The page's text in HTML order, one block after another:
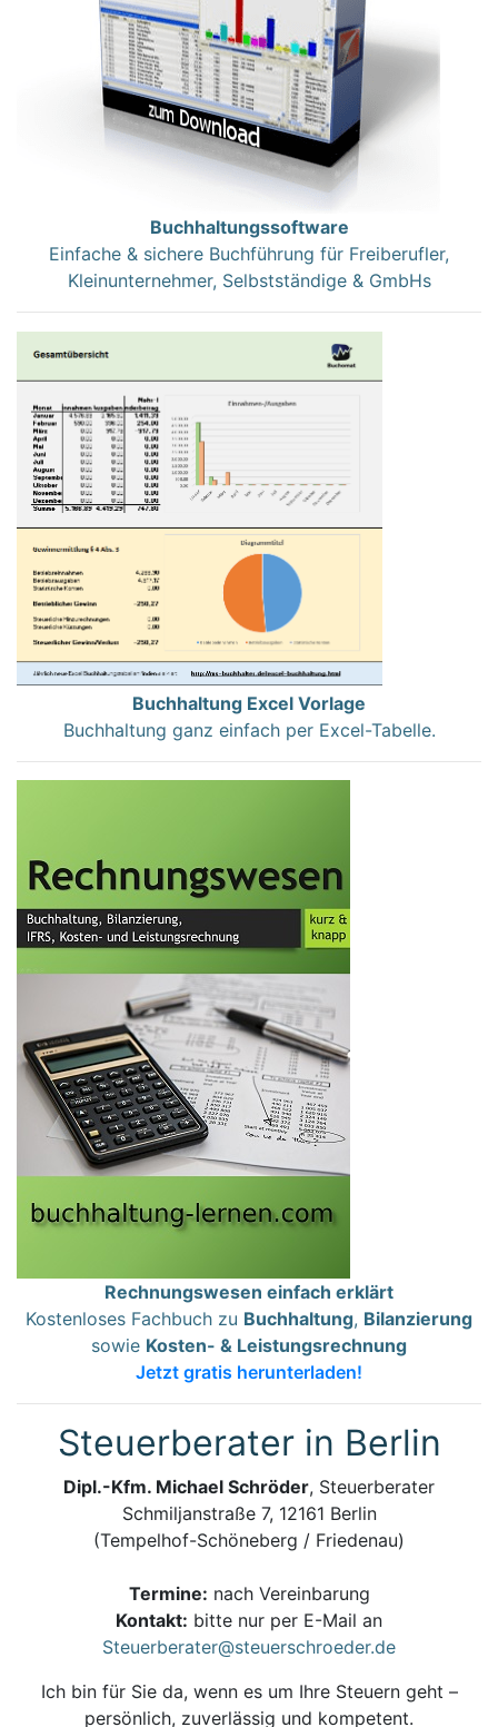
Buchhaltungssoftware
Einfache & sichere Buchführung für Freiberufler,
Kleinunternehmer, Selbstständige & GmbHs
Buchhaltung Excel Vorlage
Buchhaltung ganz einfach per Excel-Tabelle.
Rechnungswesen einfach erklärt
Kostenloses Fachbuch zu Buchhaltung, Bilanzierung
sowie Kosten- & Leistungsrechnung
Jetzt gratis herunterladen!
Steuerberater in Berlin
Dipl.-Kfm. Michael Schröder, Steuerberater
Schmiljanstraße 7, 12161 Berlin
(Tempelhof-Schöneberg / Friedenau)
Termine: nach Vereinbarung
Kontakt: bitte nur per E-Mail an
Steuerberater@steuerschroeder.de
Ich bin für Sie da, wenn es um Ihre Steuern geht –
persönlich, zuverlässig und kompetent.